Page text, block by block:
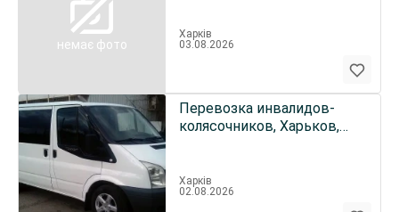
немає фото
Харків
03.08.2026
Перевозка инвалидов-
колясочников, Харьков,
Харків
02.08.2026